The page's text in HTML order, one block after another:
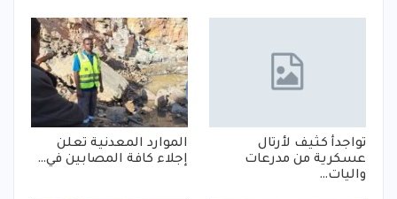
تواجدأ كثيف لأرتال
عسكرية من مدرعات
واليات…
الموارد المعدنية تعلن
إجلاء كافة المصابين في…